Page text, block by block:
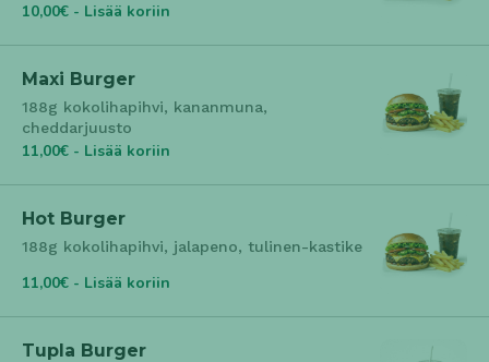
10,00€ - Lisää koriin
Maxi Burger
188g kokolihapihvi, kananmuna,
cheddarjuusto
11,00€ - Lisää koriin
Hot Burger
188g kokolihapihvi, jalapeno, tulinen-kastike
11,00€ - Lisää koriin
Tupla Burger